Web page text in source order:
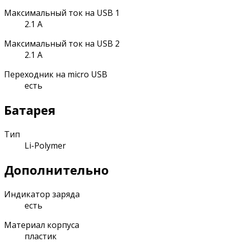
Максимальный ток на USB 1
2.1 А
Максимальный ток на USB 2
2.1 А
Переходник на micro USB
есть
Батарея
Тип
Li-Polymer
Дополнительно
Индикатор заряда
есть
Материал корпуса
пластик